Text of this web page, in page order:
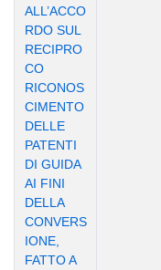
ALL’ACCO
RDO SUL
RECIPRO
CO
RICONOS
CIMENTO
DELLE
PATENTI
DI GUIDA
AI FINI
DELLA
CONVERS
IONE,
FATTO A